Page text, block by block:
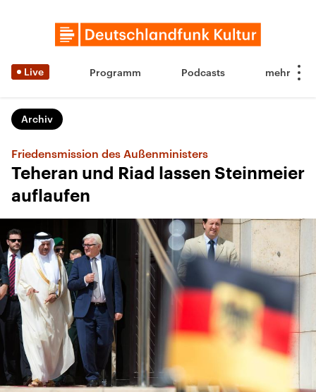
Live Programm Podcasts
Archiv
Friedensmission des Außenministers
Teheran und Riad lassen Steinmeier
auflaufen